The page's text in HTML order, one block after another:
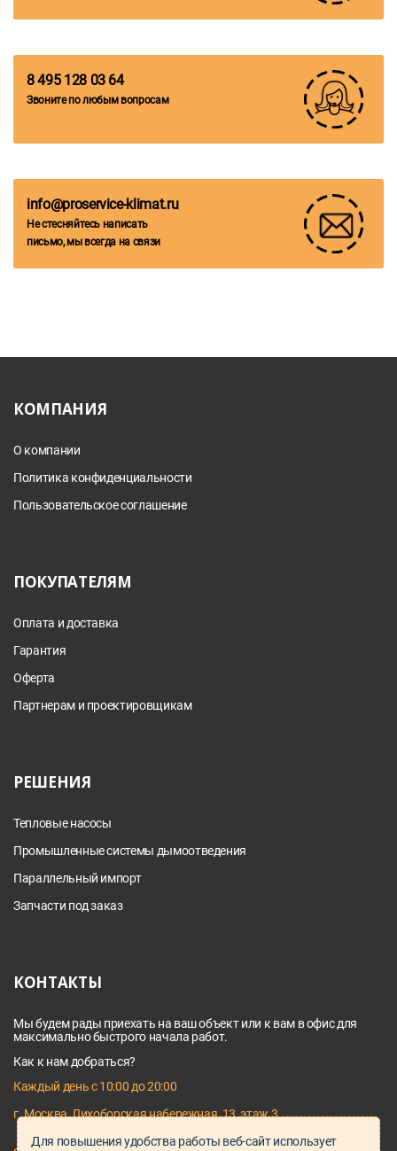
8 495 128 03 64
Звоните по любым вопросам
info@proservice-klimat.ru
Не стесняйтесь написать
письмо, мы всегда на связи
КОМПАНИЯ
О компании
Политика конфиденциальности
Пользовательское соглашение
ПОКУПАТЕЛЯМ
Оплата и доставка
Гарантия
Оферта
Партнерам и проектировщикам
РЕШЕНИЯ
Тепловые насосы
Промышленные системы дымоотведения
Параллельный импорт
Запчасти под заказ
КОНТАКТЫ
Мы будем рады приехать на ваш объект или к вам в офис для
максимально быстрого начала работ.
Как к нам добраться?
Каждый день с 10:00 до 20:00
г. Москва, Лихоборская набережная, 13, этаж 3
Для повышения удобства работы веб-сайт использует